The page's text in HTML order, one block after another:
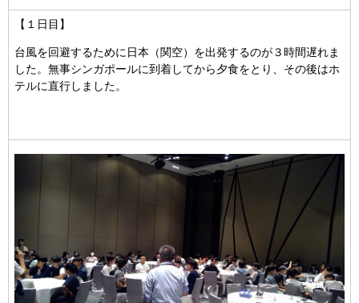
【１日目】
台風を回避するために日本（関空）を出発するのが３時間遅れま
した。無事シンガポールに到着してから夕食をとり、その後はホ
テルに直行しました。